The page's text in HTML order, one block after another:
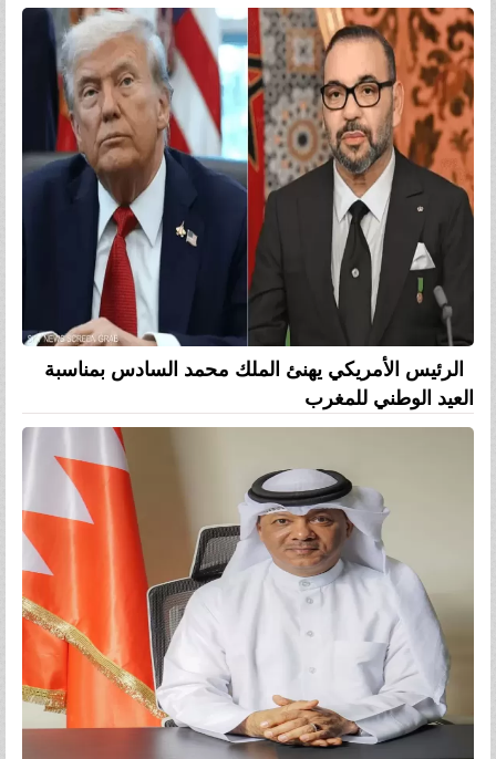
الرئيس الأمريكي يهنئ الملك محمد السادس بمناسبة
العيد الوطني للمغرب